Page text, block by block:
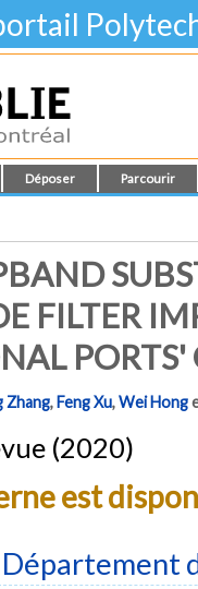
Déposer Parcourir
FILTER
PORTS'
Zhang,Feng Xu,Wei Hong
(2020)
est
Département